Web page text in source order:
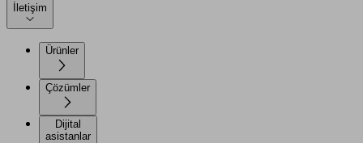
İletişim
Ürünler
Çözümler
Dijital
asistanlar